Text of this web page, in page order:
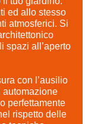
ed allo stesso
atmosferici. Si
spazi all’aperto
con l’ausilio
automazione
perfettamente
rispetto delle